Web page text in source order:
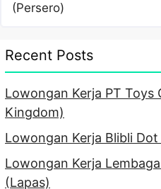
(Persero)
Recent Posts
Lowongan Kerja PT Toys
Kingdom)
Lowongan Kerja Blibli Dot
Lowongan Kerja
(Lapas)